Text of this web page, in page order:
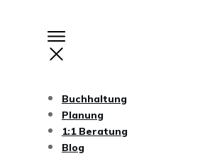
Buchhaltung
Planung
1:1 Beratung
Blog